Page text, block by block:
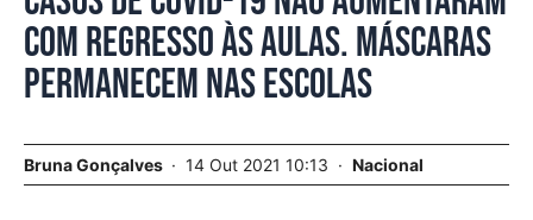
com regresso às aulas. Máscaras
permanecem nas escolas
Bruna Gonçalves 14 Out 2021 10:13 Nacional